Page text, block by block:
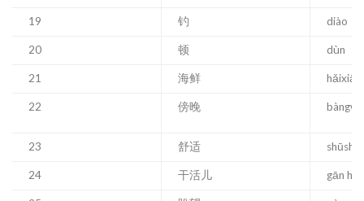
19 钓 diào
20 顿 dùn
21 海鲜 hǎixiān
22 傍晚
23 舒适 shūshì
24 干活儿 gān